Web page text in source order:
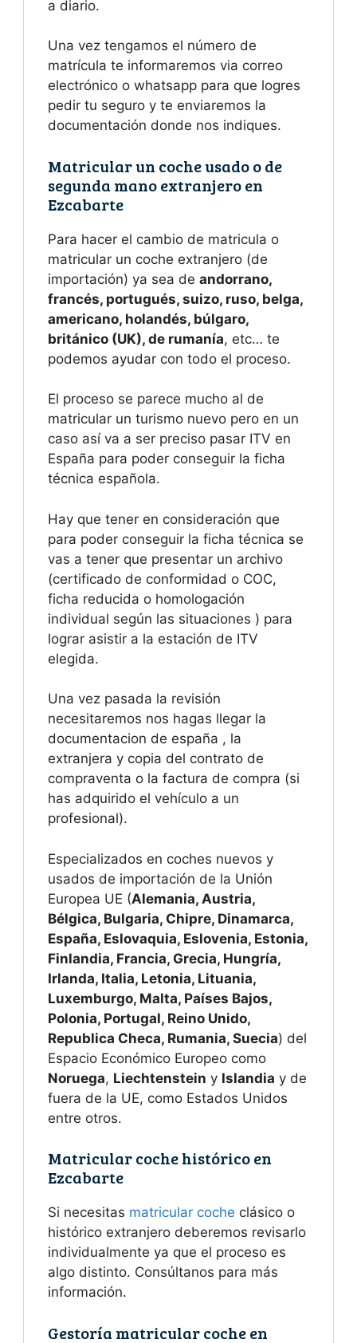
a diario.
Una vez tengamos el número de
matrícula te informaremos via correo
electrónico o whatsapp para que logres
pedir tu seguro y te enviaremos la
documentación donde nos indiques.
Matricular un coche usado o de
segunda mano extranjero en
Ezcabarte
Para hacer el cambio de matricula o
matricular un coche extranjero (de
importación) ya sea de andorrano,
francés, portugués, suizo, ruso, belga,
americano, holandés, búlgaro,
británico (UK), de rumanía, etc… te
podemos ayudar con todo el proceso.
El proceso se parece mucho al de
matricular un turismo nuevo pero en un
caso así va a ser preciso pasar ITV en
España para poder conseguir la ficha
técnica española.
Hay que tener en consideración que
para poder conseguir la ficha técnica se
vas a tener que presentar un archivo
(certificado de conformidad o COC,
ficha reducida o homologación
individual según las situaciones ) para
lograr asistir a la estación de ITV
elegida.
Una vez pasada la revisión
necesitaremos nos hagas llegar la
documentacion de españa , la
extranjera y copia del contrato de
compraventa o la factura de compra (si
has adquirido el vehículo a un
profesional).
Especializados en coches nuevos y
usados de importación de la Unión
Europea UE (Alemania, Austria,
Bélgica, Bulgaria, Chipre, Dinamarca,
España, Eslovaquia, Eslovenia, Estonia,
Finlandia, Francia, Grecia, Hungría,
Irlanda, Italia, Letonia, Lituania,
Luxemburgo, Malta, Países Bajos,
Polonia, Portugal, Reino Unido,
Republica Checa, Rumania, Suecia) del
Espacio Económico Europeo como
Noruega, Liechtenstein y Islandia y de
fuera de la UE, como Estados Unidos
entre otros.
Matricular coche histórico en
Ezcabarte
Si necesitas matricular coche clásico o
histórico extranjero deberemos revisarlo
individualmente ya que el proceso es
algo distinto. Consúltanos para más
información.
Gestoría matricular coche en